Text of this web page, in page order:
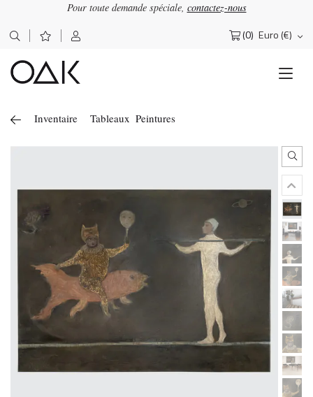
Pour toute demande spéciale, contactez-nous
(0) Euro (€)
Rechercher :
Inventaire Tableaux Peintures
Lettre d'information OΔK
J'accepte de recevoir la newsletter OAK